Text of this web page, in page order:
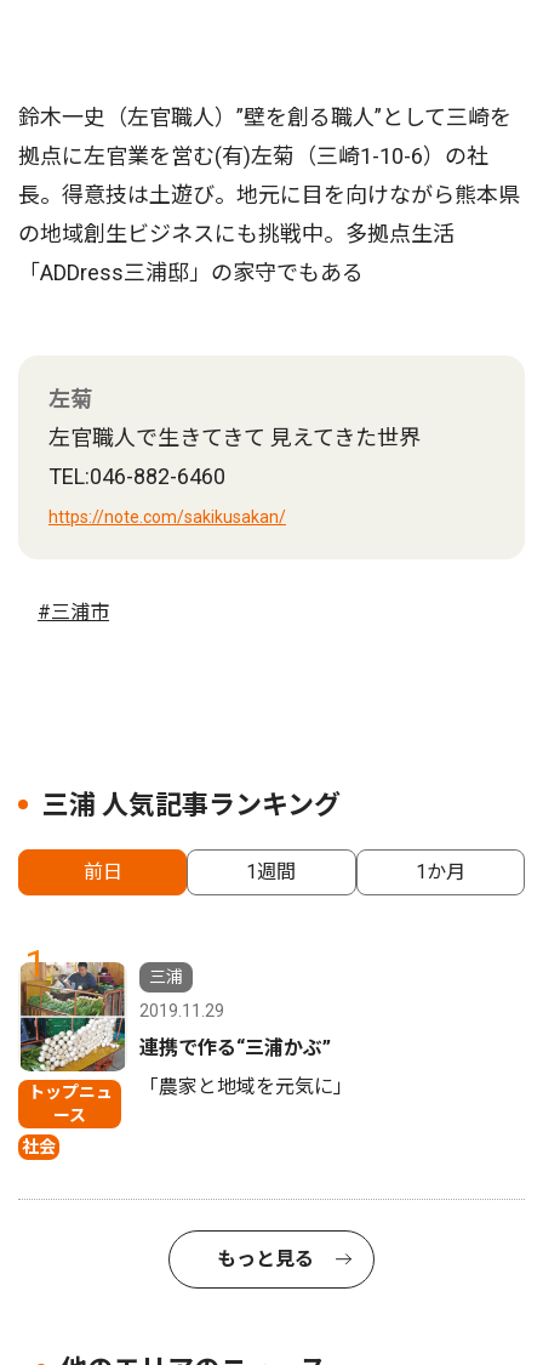
鈴木一史（左官職人）”壁を創る職人”として三崎を
拠点に左官業を営む(有)左菊（三崎1-10-6）の社
長。得意技は土遊び。地元に目を向けながら熊本県
の地域創生ビジネスにも挑戦中。多拠点生活
「ADDress三浦邸」の家守でもある
左菊
左官職人で生きてきて 見えてきた世界
TEL:046-882-6460
https://note.com/sakikusakan/
#三浦市
三浦 人気記事ランキング
前日 1週間 1か月
1
トップニュ
ース
社会
三浦
2019.11.29
連携で作る“三浦かぶ”
「農家と地域を元気に」
もっと見る